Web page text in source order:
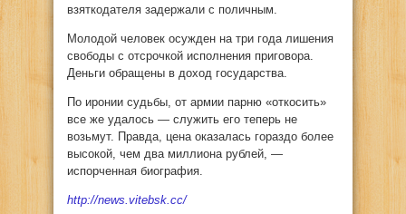
взяткодателя задержали с поличным.
Молодой человек осужден на три года лишения
свободы с отсрочкой исполнения приговора.
Деньги обращены в доход государства.
По иронии судьбы, от армии парню «откосить»
все же удалось — служить его теперь не
возьмут. Правда, цена оказалась гораздо более
высокой, чем два миллиона рублей, —
испорченная биография.
http://news.vitebsk.cc/